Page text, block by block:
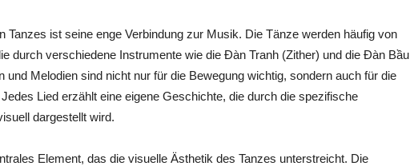
ist seine enge Verbindung zur Musik. Die Tänze werden häufig von
durch verschiedene Instrumente wie die Đàn Tranh (Zither) und die Đàn Bầu
Melodien sind nicht nur für die Bewegung wichtig, sondern auch für die
Lied erzählt eine eigene Geschichte, die durch die spezifische
dargestellt wird.
Element, das die visuelle Ästhetik des Tanzes unterstreicht. Die